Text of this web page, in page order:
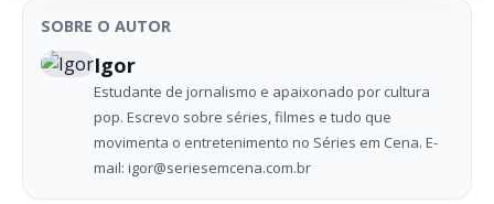
SOBRE O AUTOR
Igor
Estudante de jornalismo e apaixonado por cultura
pop. Escrevo sobre séries, filmes e tudo que
movimenta o entretenimento no Séries em Cena. E-
mail: igor@seriesemcena.com.br